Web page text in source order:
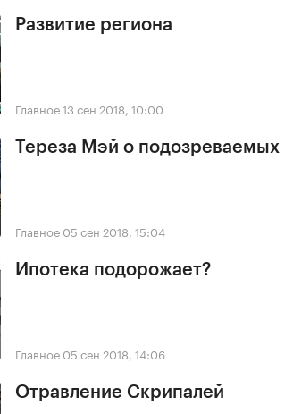
Развитие региона
Главное13 сен 2018, 10:00
Тереза Мэй о подозреваемых
Главное 05 сен 2018, 15:04
Ипотека подорожает?
Главное 05 сен 2018, 14:06
Отравление Скрипалей